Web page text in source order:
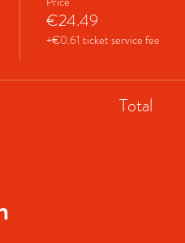
€24.49
+€0.61 ticket service fee
Total